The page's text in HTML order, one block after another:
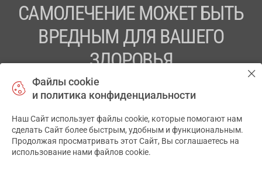
САМОЛЕЧЕНИЕ МОЖЕТ БЫТЬ
ВРЕДНЫМ ДЛЯ ВАШЕГО
ЗДОРОВЬЯ
ПЕРЕД ПРИМЕНЕНИЕМ ПРЕПАРАТА
ПРОКОНСУЛЬТИРУЙТЕСЬ С ВРАЧОМ
ТОВ «АПТЕКА 911.ЮА» Код ЄДРПОУ 43631965.
Отказ от ответственности
Файлы cookie
и политика конфиденциальности
Наш Сайт использует файлы cookie, которые помогают нам
сделать Сайт более быстрым, удобным и функциональным.
Продолжая просматривать этот Сайт, Вы соглашаетесь на
использование нами файлов cookie.
✕